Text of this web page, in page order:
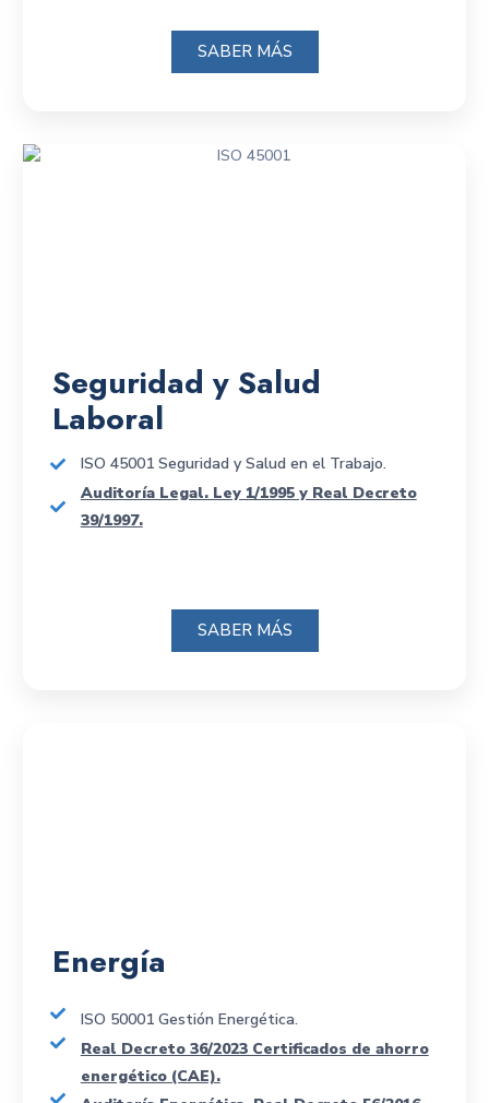
SABER MÁS
Seguridad y Salud
Laboral
ISO 45001 Seguridad y Salud en el Trabajo.
Auditoría Legal. Ley 1/1995 y Real Decreto
39/1997.
SABER MÁS
Energía
ISO 50001 Gestión Energética.
Real Decreto 36/2023 Certificados de ahorro
energético (CAE).